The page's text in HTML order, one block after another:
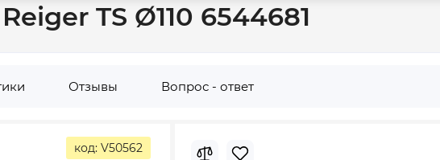
TS Ø110 6544681
Отзывы Вопрос - ответ
код: V50562